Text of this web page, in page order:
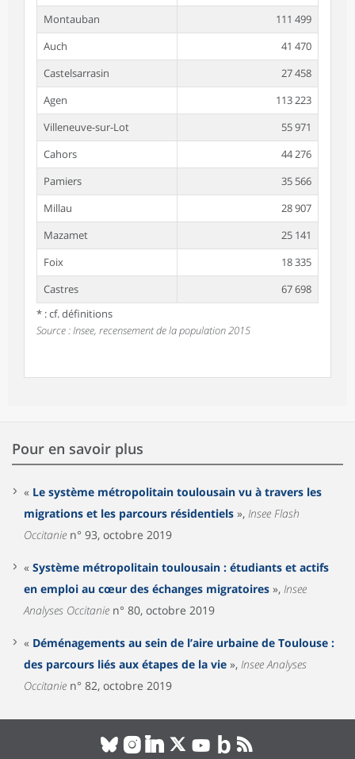
Montauban
111 499
Auch
41 470
Castelsarrasin
27 458
Agen
113 223
Villeneuve-sur-Lot
55 971
Cahors
44 276
Pamiers
35 566
Millau
28 907
Mazamet
25 141
Foix
18 335
Castres
67 698
* : cf. définitions
Source : Insee, recensement de la population 2015
Pour en savoir plus
« Le système métropolitain toulousain vu à travers les
migrations et les parcours résidentiels », Insee Flash
Occitanie n° 93, octobre 2019
« Système métropolitain toulousain : étudiants et actifs
en emploi au cœur des échanges migratoires », Insee
Analyses Occitanie n° 80, octobre 2019
« Déménagements au sein de l’aire urbaine de Toulouse :
des parcours liés aux étapes de la vie », Insee Analyses
Occitanie n° 82, octobre 2019